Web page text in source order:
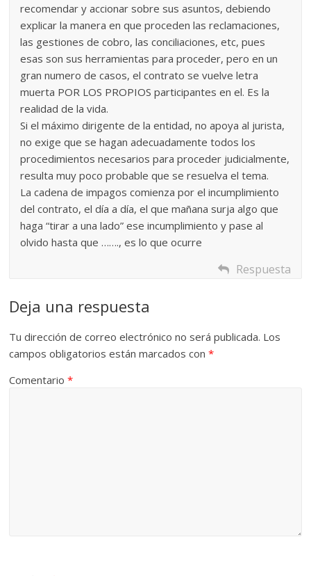
recomendar y accionar sobre sus asuntos, debiendo
explicar la manera en que proceden las reclamaciones,
las gestiones de cobro, las conciliaciones, etc, pues
esas son sus herramientas para proceder, pero en un
gran numero de casos, el contrato se vuelve letra
muerta POR LOS PROPIOS participantes en el. Es la
realidad de la vida.
Si el máximo dirigente de la entidad, no apoya al jurista,
no exige que se hagan adecuadamente todos los
procedimientos necesarios para proceder judicialmente,
resulta muy poco probable que se resuelva el tema.
La cadena de impagos comienza por el incumplimiento
del contrato, el día a día, el que mañana surja algo que
haga “tirar a una lado” ese incumplimiento y pase al
olvido hasta que ……., es lo que ocurre
Respuesta
Deja una respuesta
Tu dirección de correo electrónico no será publicada. Los
campos obligatorios están marcados con*
Comentario*